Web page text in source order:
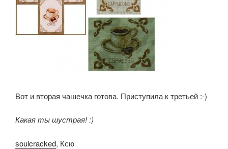
Вот и вторая чашечка готова. Приступила к третьей :-)
Какая ты шустрая! :)
soulcracked, Ксю